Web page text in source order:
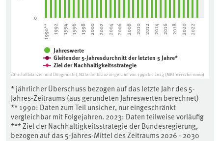
Jahreswerte
Gleitender 5-Jahresdurchnitt der letzten 5 Jahre*
Ziel der Nachhaltigkeitsstrategie
1990** 1992 1994 1996 1998 2000 2002 2004 2006 2008 2010 2012 2014 2016 2018 2020 2022
0
Nährstoffbilanzen und Düngemittel, Nährstoffbilanz insgesamt von 1990 bis 2023 (MBT-0111260-0000)
End of interactive chart.
Ein Diagramm zeigt den zeitlichen Verlauf des
* jährlicher Überschuss bezogen auf das letzte Jahr des 5-
Jahres-Zeitraums (aus gerundeten Jahreswerten berechnet)
** 1990: Daten zum Teil unsicher, nur eingeschränkt
vergleichbar mit Folgejahren. 2023: Daten teilweise vorläufig
*** Ziel der Nachhaltigkeitsstrategie der Bundesregierung,
bezogen auf das 5-Jahres-Mittel des Zeitraums 2026 - 2030